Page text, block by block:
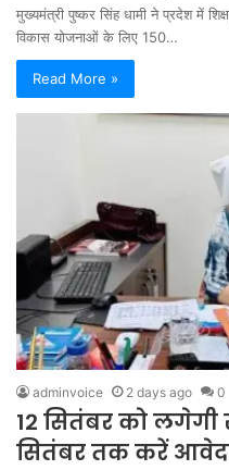
मुख्यमंत्री पुष्कर सिंह धामी ने प्रदेश में
विकास योजनाओं के लिए 150…
Read More »
adminvoice 2 days ago 0
12 सितंबर को लगेगी
सितंबर तक करें